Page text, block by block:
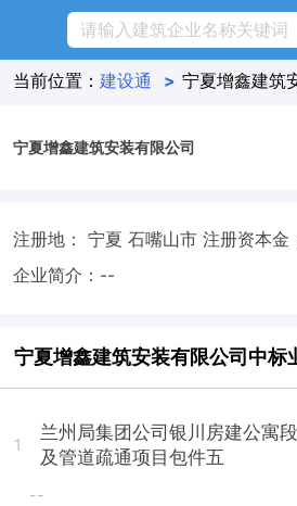
当前位置： 建设通 > 宁夏增鑫建筑
宁夏增鑫建筑安装有限公司
注册地： 宁夏 石嘴山市 注册资本金
企业简介：--
宁夏增鑫建筑安装有限公司中标
1
兰州局集团公司银川房建公寓
及管道疏通项目包件五
--